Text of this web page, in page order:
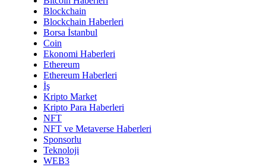
Blockchain
Blockchain Haberleri
Borsa İstanbul
Coin
Ekonomi Haberleri
Ethereum
Ethereum Haberleri
İş
Kripto Market
Kripto Para Haberleri
NFT
NFT ve Metaverse Haberleri
Sponsorlu
Teknoloji
WEB3